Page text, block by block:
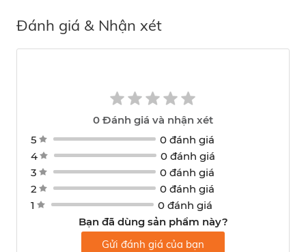
Đánh giá & Nhận xét
0 Đánh giá và nhận xét
5
0 đánh giá
4
0 đánh giá
3
0 đánh giá
2
0 đánh giá
1
0 đánh giá
Bạn đã dùng sản phẩm này?
Gửi đánh giá của bạn